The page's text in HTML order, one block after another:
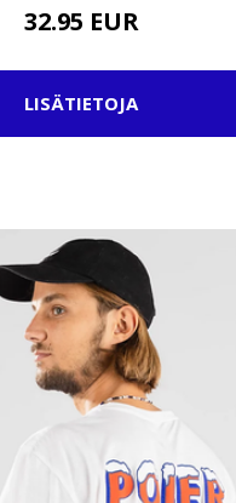
32.95 EUR
LISÄTIETOJA